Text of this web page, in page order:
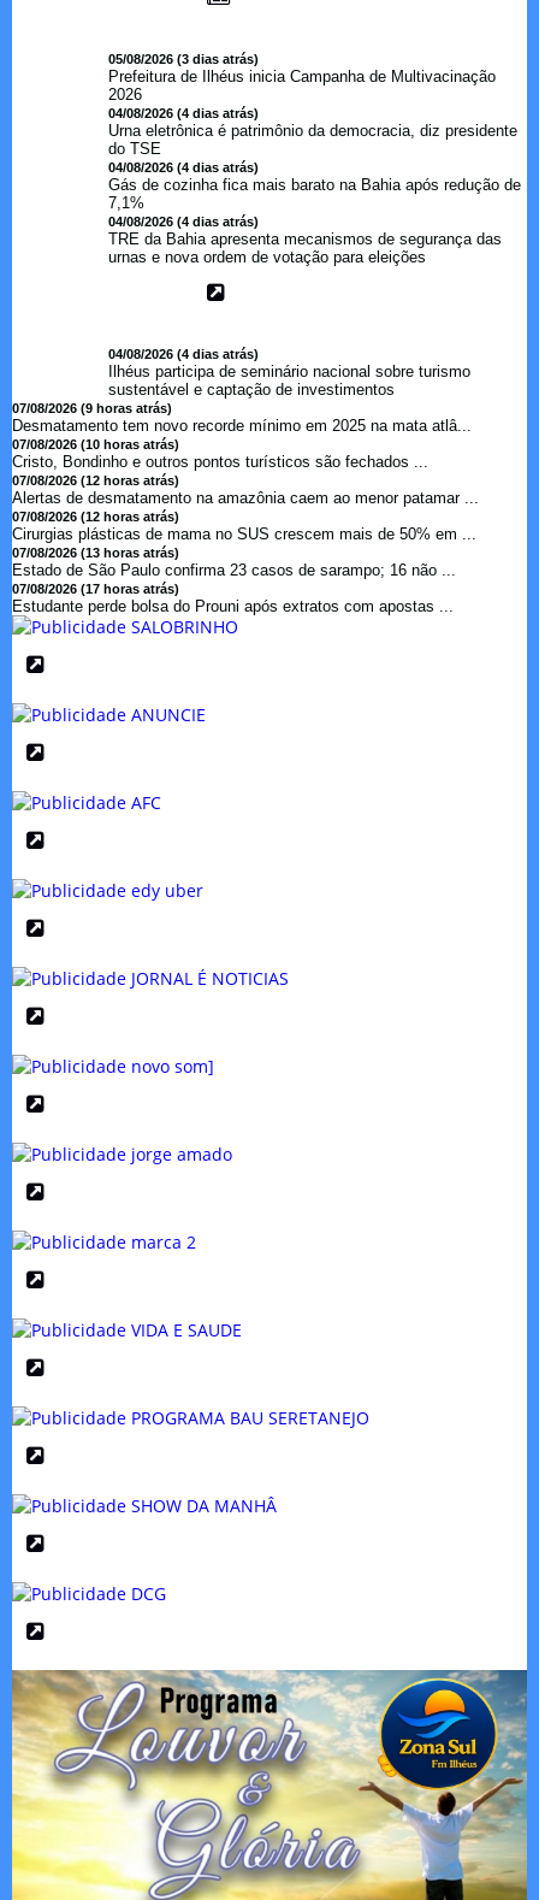
05/08/2026 (3 dias atrás)
Prefeitura de Ilhéus inicia Campanha de Multivacinação
2026
04/08/2026 (4 dias atrás)
Urna eletrônica é patrimônio da democracia, diz presidente
do TSE
04/08/2026 (4 dias atrás)
Gás de cozinha fica mais barato na Bahia após redução de
7,1%
04/08/2026 (4 dias atrás)
TRE da Bahia apresenta mecanismos de segurança das
urnas e nova ordem de votação para eleições
04/08/2026 (4 dias atrás)
Ilhéus participa de seminário nacional sobre turismo
sustentável e captação de investimentos
07/08/2026 (9 horas atrás)
Desmatamento tem novo recorde mínimo em 2025 na mata atlâ...
07/08/2026 (10 horas atrás)
Cristo, Bondinho e outros pontos turísticos são fechados ...
07/08/2026 (12 horas atrás)
Alertas de desmatamento na amazônia caem ao menor patamar ...
07/08/2026 (12 horas atrás)
Cirurgias plásticas de mama no SUS crescem mais de 50% em ...
07/08/2026 (13 horas atrás)
Estado de São Paulo confirma 23 casos de sarampo; 16 não ...
07/08/2026 (17 horas atrás)
Estudante perde bolsa do Prouni após extratos com apostas ...